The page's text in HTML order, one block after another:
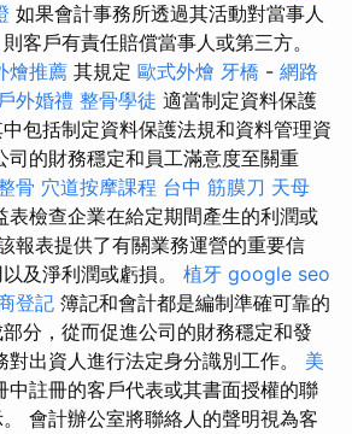
如果會計事務所透過其活動對當事人
客戶有責任賠償當事人或第三方。
燴推薦 其規定 歐式外燴 牙橋 - 網路
戶外婚禮 整骨學徒 適當制定資料保護
包括制定資料保護法規和資料管理資
司的財務穩定和員工滿意度至關重
骨 穴道按摩課程 台中 筋膜刀 天母
表檢查企業在給定期間產生的利潤或
報表提供了有關業務運營的重要信
及淨利潤或虧損。 植牙 google seo
登記 簿記和會計都是編制準確可靠的
分，從而促進公司的財務穩定和發
出資人進行法定身分識別工作。 美
中註冊的客戶代表或其書面授權的聯
會計辦公室將聯絡人的聲明視為客